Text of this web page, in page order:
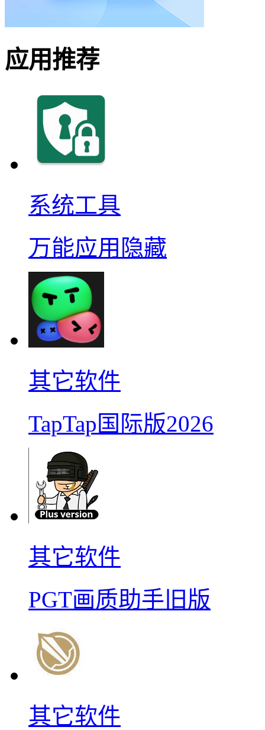
应用推荐
系统工具
万能应用隐藏
其它软件
TapTap国际版2026
其它软件
PGT画质助手旧版
其它软件